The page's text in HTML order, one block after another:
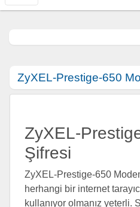
ZyXEL-Prestige-650
ZyXEL-
Şifresi
ZyXEL-Prestige-650
herhangi bir internet
kullanıyor olmanız yeterli.